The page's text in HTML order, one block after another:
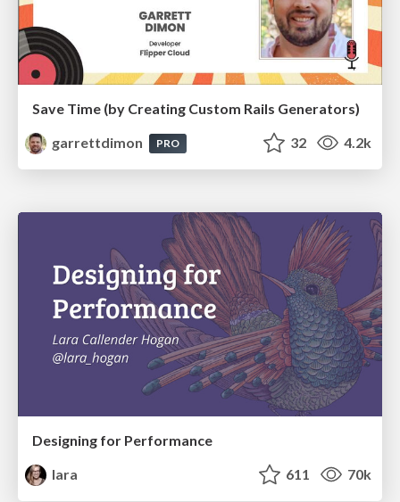
Save Time (by Creating Custom Rails Generators)
garrettdimon
PRO 32 4.2k
Designing for Performance
lara
611 70k